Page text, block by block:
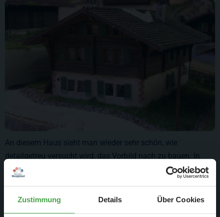
Zustimmung Details Über Cookies
An diesem Haus sieht man wieder sehr schön, wie
detailgetreu versucht wird, das Vorbild nach zu bauen. In
dem neuen Alpenabschnitt werden fast ausschließlich
von der "Stange" gibt.